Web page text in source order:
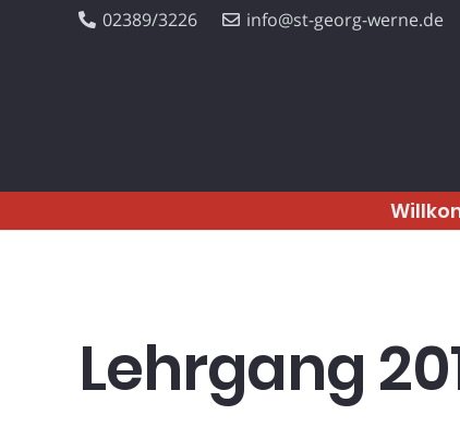
02389/3226 info@st-georg-werne.de
Lehrgang